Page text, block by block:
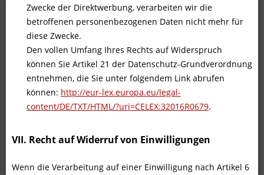
Zwecke der Direktwerbung, verarbeiten wir die
betroffenen personenbezogenen Daten nicht mehr für
diese Zwecke.
Den vollen Umfang Ihres Rechts auf Widerspruch
können Sie Artikel 21 der Datenschutz-Grundverordnung
entnehmen, die Sie unter folgendem Link abrufen
können: http://eur-lex.europa.eu/legal-
content/DE/TXT/HTML/?uri=CELEX:32016R0679.
VII. Recht auf Widerruf von Einwilligungen
Wenn die Verarbeitung auf einer Einwilligung nach Artikel 6